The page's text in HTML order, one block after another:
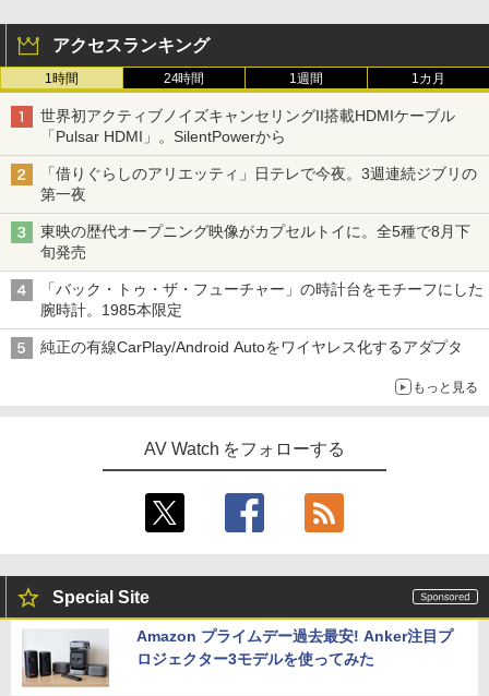
アクセスランキング
1時間 24時間 1週間 1カ月
世界初アクティブノイズキャンセリングII搭載HDMIケーブル
「Pulsar HDMI」。SilentPowerから
「借りぐらしのアリエッティ」日テレで今夜。3週連続ジブリの
第一夜
東映の歴代オープニング映像がカプセルトイに。全5種で8月下
旬発売
「バック・トゥ・ザ・フューチャー」の時計台をモチーフにした
腕時計。1985本限定
純正の有線CarPlay/Android Autoをワイヤレス化するアダプタ
もっと見る
AV Watch をフォローする
Special Site
Amazon プライムデー過去最安! Anker注目プ
ロジェクター3モデルを使ってみた